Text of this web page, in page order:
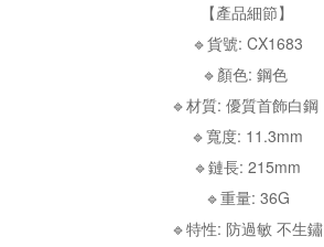
【產品細節】
🔹貨號: CX1683
🔹顏色: 鋼色
🔹材質: 優質首飾白鋼
🔹寬度: 11.3mm
🔹鏈長: 215mm
🔹重量: 36G
🔹特性: 防過敏 不生鏽